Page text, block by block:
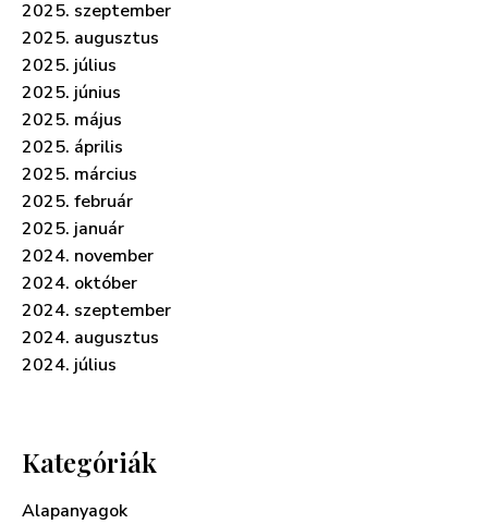
2025. szeptember
2025. augusztus
2025. július
2025. június
2025. május
2025. április
2025. március
2025. február
2025. január
2024. november
2024. október
2024. szeptember
2024. augusztus
2024. július
Kategóriák
Alapanyagok